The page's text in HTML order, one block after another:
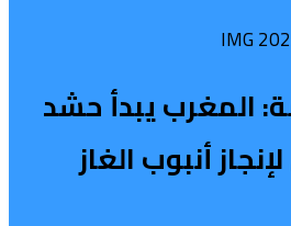
المغرب يبدأ حشد
أنبوب الغاز